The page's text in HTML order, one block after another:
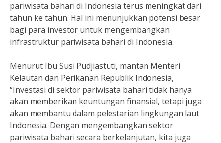
pariwisata bahari di Indonesia terus meningkat dari
tahun ke tahun. Hal ini menunjukkan potensi besar
bagi para investor untuk mengembangkan
infrastruktur pariwisata bahari di Indonesia.
Menurut Ibu Susi Pudjiastuti, mantan Menteri
Kelautan dan Perikanan Republik Indonesia,
“Investasi di sektor pariwisata bahari tidak hanya
akan memberikan keuntungan finansial, tetapi juga
akan membantu dalam pelestarian lingkungan laut
Indonesia. Dengan mengembangkan sektor
pariwisata bahari secara berkelanjutan, kita juga